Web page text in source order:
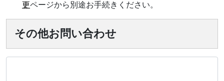
更ページから別途お手続きください。
その他お問い合わせ